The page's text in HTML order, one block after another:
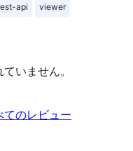
api viewer
いません。
てのレビュー